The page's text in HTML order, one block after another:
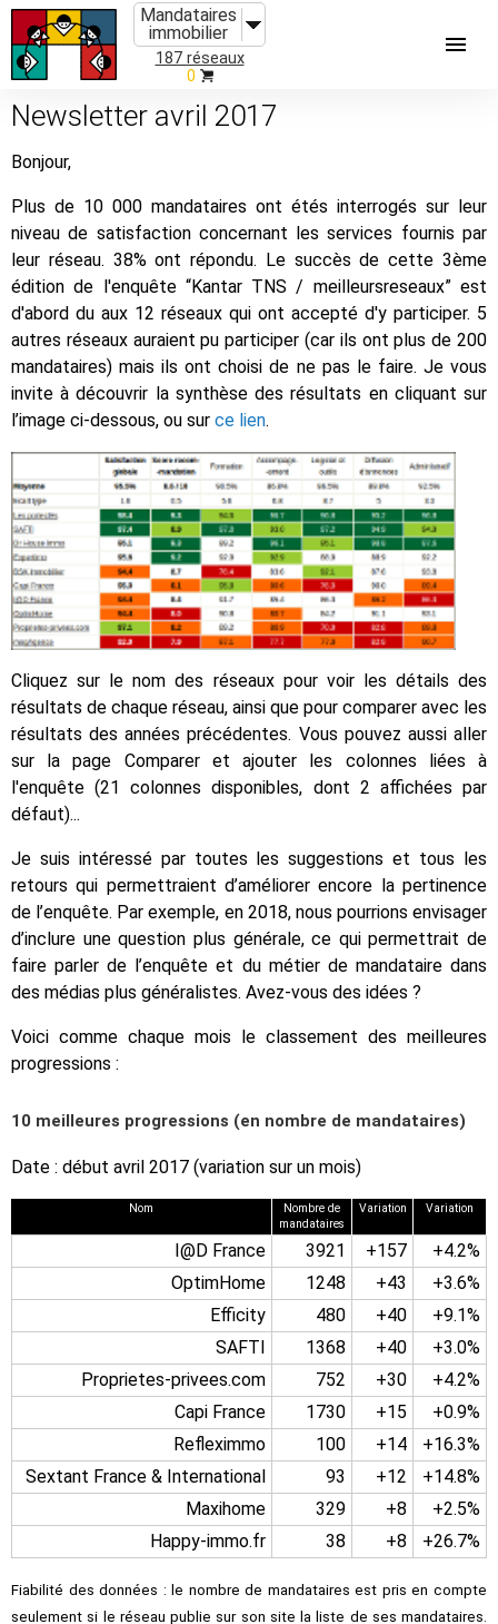
Mandataires
immobilier
187 réseaux
0
Newsletter avril 2017
Bonjour,
Plus de 10 000 mandataires ont étés interrogés sur leur
niveau de satisfaction concernant les services fournis par
leur réseau. 38% ont répondu. Le succès de cette 3ème
édition de l'enquête “Kantar TNS / meilleursreseaux” est
d'abord du aux 12 réseaux qui ont accepté d'y participer. 5
autres réseaux auraient pu participer (car ils ont plus de 200
mandataires) mais ils ont choisi de ne pas le faire. Je vous
invite à découvrir la synthèse des résultats en cliquant sur
l’image ci-dessous, ou sur ce lien.
Cliquez sur le nom des réseaux pour voir les détails des
résultats de chaque réseau, ainsi que pour comparer avec les
résultats des années précédentes. Vous pouvez aussi aller
sur la page Comparer et ajouter les colonnes liées à
l'enquête (21 colonnes disponibles, dont 2 affichées par
défaut)...
Je suis intéressé par toutes les suggestions et tous les
retours qui permettraient d’améliorer encore la pertinence
de l’enquête. Par exemple, en 2018, nous pourrions envisager
d’inclure une question plus générale, ce qui permettrait de
faire parler de l’enquête et du métier de mandataire dans
des médias plus généralistes. Avez-vous des idées ?
Voici comme chaque mois le classement des meilleures
progressions :
10 meilleures progressions (en nombre de mandataires)
Date : début avril 2017 (variation sur un mois)
Nom
Nombre de
mandataires
Variation Variation
I@D France 3921 +157
+4.2%
OptimHome
1248 +43
+3.6%
Efficity
480 +40
+9.1%
SAFTI
1368 +40
+3.0%
Proprietes-privees.com
752 +30
+4.2%
Capi France
1730 +15
+0.9%
Refleximmo
100 +14
+16.3%
Sextant France & International
93 +12
+14.8%
Maxihome
329 +8
+2.5%
Happy-immo.fr
38 +8 +26.7%
Fiabilité des données : le nombre de mandataires est pris en compte
seulement si le réseau publie sur son site la liste de ses mandataires.